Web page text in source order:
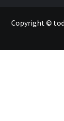
Copyright ©